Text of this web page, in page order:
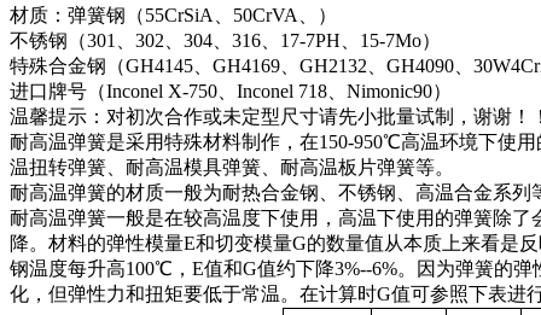
材质：弹簧钢（55CrSiA、50CrVA、）
不锈钢（301、302、304、316、17-7PH、15-7Mo）
特殊合金钢（GH4145、GH4169、GH2132、GH4090、
进口牌号（Inconel X-750、Inconel 718、Nimonic90）
温馨提示：对初次合作或未定型尺寸请先小批量试制，谢谢！
耐高温弹簧是采用特殊材料制作，在150-950℃高温环境下使
温扭转弹簧、耐高温模具弹簧、耐高温板片弹簧等。
耐高温弹簧的材质一般为耐热合金钢、不锈钢、高温合金系
耐高温弹簧一般是在较高温度下使用，高温下使用的弹簧除
降。材料的弹性模量E和切变模量G的数量值从本质上来看是
钢温度每升高100℃，E值和G值约下降3%--6%。因为弹簧的
化，但弹性力和扭矩要低于常温。在计算时G值可参照下表进